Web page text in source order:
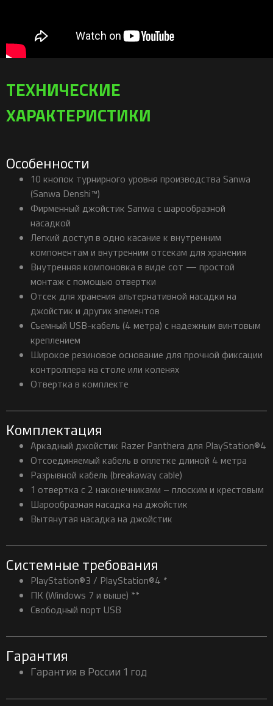
ТЕХНИЧЕСКИЕ
ХАРАКТЕРИСТИКИ
Особенности
10 кнопок турнирного уровня производства Sanwa
(Sanwa Denshi™)
Фирменный джойстик Sanwa с шарообразной
насадкой
Легкий доступ в одно касание к внутренним
компонентам и внутренним отсекам для хранения
Внутренняя компоновка в виде сот — простой
монтаж с помощью отвертки
Отсек для хранения альтернативной насадки на
джойстик и других элементов
Съемный USB-кабель (4 метра) с надежным винтовым
креплением
Широкое резиновое основание для прочной фиксации
контроллера на столе или коленях
Отвертка в комплекте
Комплектация
Аркадный джойстик Razer Panthera для PlayStation®4
Отсоединяемый кабель в оплетке длиной 4 метра
Разрывной кабель (breakaway cable)
1 отвертка с 2 наконечниками – плоским и крестовым
Шарообразная насадка на джойстик
Вытянутая насадка на джойстик
Системные требования
PlayStation®3 / PlayStation®4 *
ПК (Windows 7 и выше) **
Свободный порт USB
Гарантия
Гарантия в России 1 год